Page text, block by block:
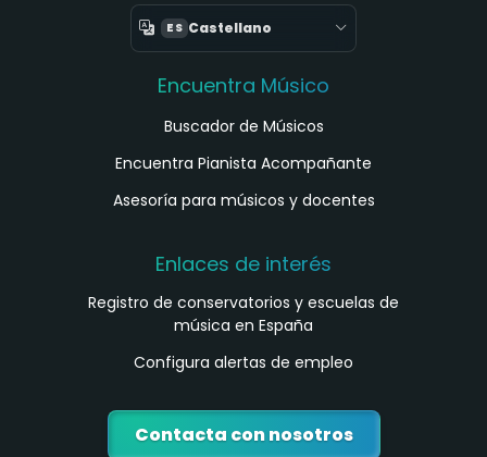
ES Castellano
Encuentra Músico
Buscador de Músicos
Encuentra Pianista Acompañante
Asesoría para músicos y docentes
Enlaces de interés
Registro de conservatorios y escuelas de
música en España
Configura alertas de empleo
Contacta con nosotros